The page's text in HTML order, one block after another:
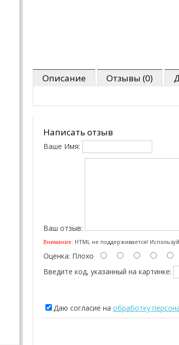
Описание Отзывы (0)
Написать отзыв
Ваше Имя:
Ваш отзыв:
Внимание: HTML не поддерживается!
Оценка: Плохо
Введите код, указанный на картинке:
Даю согласие на обработку